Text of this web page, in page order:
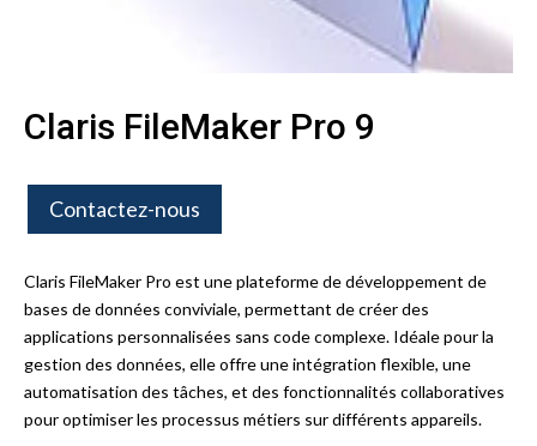
Claris FileMaker Pro 9
Contactez-nous
Claris FileMaker Pro est une plateforme de développement de
bases de données conviviale, permettant de créer des
applications personnalisées sans code complexe. Idéale pour la
gestion des données, elle offre une intégration flexible, une
automatisation des tâches, et des fonctionnalités collaboratives
pour optimiser les processus métiers sur différents appareils.